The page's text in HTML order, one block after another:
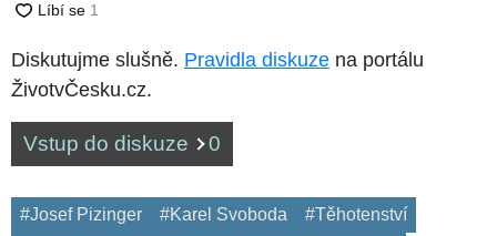
Diskutujme slušně. Pravidla diskuze na portálu
ŽivotvČesku.cz.
Vstup do diskuze 0
#Josef Pizinger #Karel Svoboda
#Těhotenství